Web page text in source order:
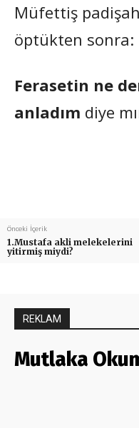
Müfettiş
öptükten sonra:
Ferasetin ne
anladım diye
Önceki İçerik
1.Mustafa akli melekelerini
yitirmiş miydi?
REKLAM
Mutlaka